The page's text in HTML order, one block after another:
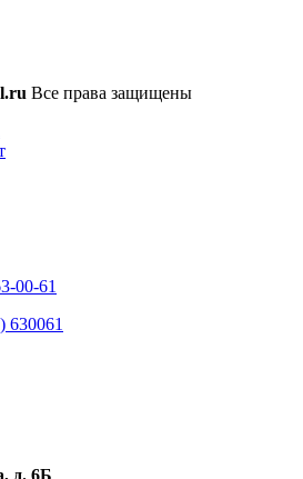
Все права защищены
00-61
630061